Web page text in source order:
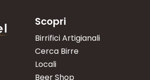
Scopri
Birrifici Artigianali
Cerca Birre
Locali
Beer Shop